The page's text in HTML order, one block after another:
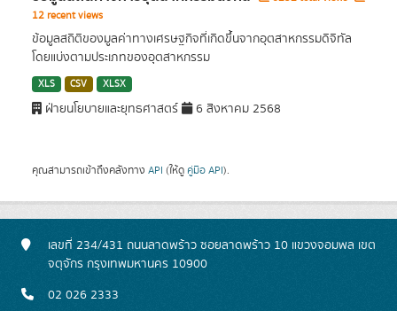
12 recent views
ข้อมูลสถิติของมูลค่าทางเศรษฐกิจที่เกิดขึ้นจากอุตสาหกรรมดิจิทัล
โดยแบ่งตามประเภทของอุตสาหกรรม
XLS CSV XLSX
ฝ่ายนโยบายและยุทธศาสตร์ 6 สิงหาคม 2568
คุณสามารถเข้าถึงคลังทาง API (ให้ดู คู่มือ API).
เลขที่ 234/431 ถนนลาดพร้าว ซอยลาดพร้าว 10 แขวงจอมพล เขต
จตุจักร กรุงเทพมหานคร 10900
02 026 2333